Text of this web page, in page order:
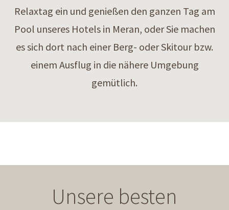
Relaxtag ein und genießen den ganzen Tag am
Pool unseres Hotels in Meran, oder Sie machen
es sich dort nach einer Berg- oder Skitour bzw.
einem Ausflug in die nähere Umgebung
gemütlich.
Unsere besten